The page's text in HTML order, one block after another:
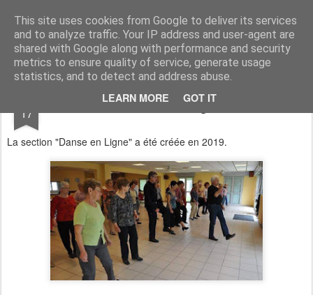
This site uses cookies from Google to deliver its services
and to analyze traffic. Your IP address and user-agent are
shared with Google along with performance and security
metrics to ensure quality of service, generate usage
statistics, and to detect and address abuse.
LEARN MORE GOT IT
Association du Temps Libre de Siros Association sportive et socio-culturelle
Pages
17 Danse en Ligne
La section "Danse en Ligne" a été créée en 2019.